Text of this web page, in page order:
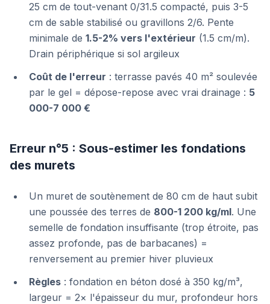
25 cm de tout-venant 0/31.5 compacté, puis 3-5
cm de sable stabilisé ou gravillons 2/6. Pente
minimale de 1.5-2% vers l'extérieur (1.5 cm/m).
Drain périphérique si sol argileux
Coût de l'erreur : terrasse pavés 40 m² soulevée
par le gel = dépose-repose avec vrai drainage : 5
000-7 000 €
Erreur n°5 : Sous-estimer les fondations
des murets
Un muret de soutènement de 80 cm de haut subit
une poussée des terres de 800-1 200 kg/ml. Une
semelle de fondation insuffisante (trop étroite, pas
assez profonde, pas de barbacanes) =
renversement au premier hiver pluvieux
Règles : fondation en béton dosé à 350 kg/m³,
largeur = 2× l'épaisseur du mur, profondeur hors